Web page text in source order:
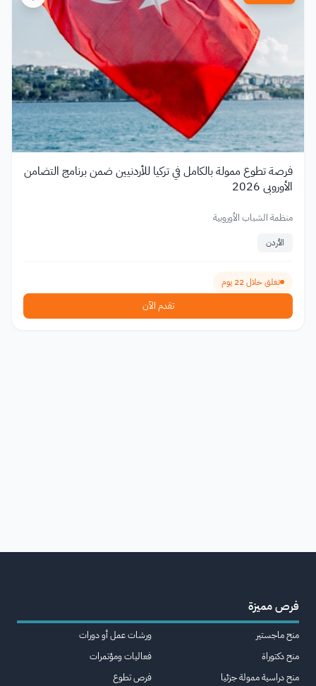
فرصة تطوع ممولة بالكامل في تركيا للأردنيين ضمن برنامج التضامن
الأوروبي 2026
منظمة الشباب الأوروبية
الأردن
تغلق خلال 22 يوم
تقدم الآن
فرص مميزة
منح ماجستير
منح دكتوراة
منح دراسية ممولة جزئيا
ورشات عمل أو دورات
فعاليات ومؤتمرات
فرص تطوع